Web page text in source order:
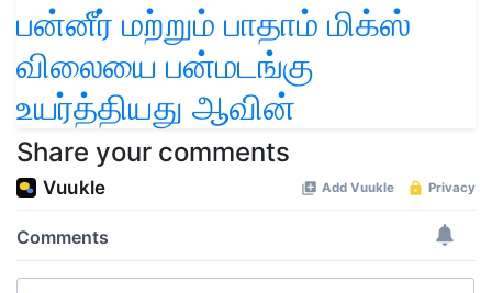
பன்னீர் மற்றும் பாதாம் மிக்ஸ்
விலையை பன்மடங்கு
உயர்த்தியது ஆவின்
Share your comments